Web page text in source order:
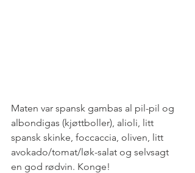
Maten var spansk gambas al pil-pil og
albondigas (kjøttboller), alioli, litt
spansk skinke, foccaccia, oliven, litt
avokado/tomat/løk-salat og selvsagt
en god rødvin. Konge!